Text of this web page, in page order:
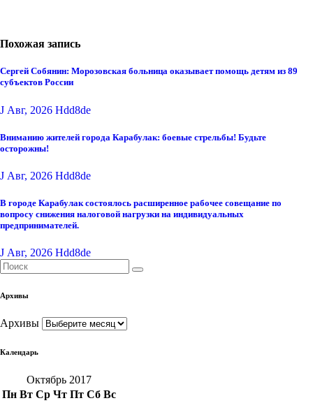
Похожая запись
Сергей Собянин: Морозовская больница оказывает помощь детям из 89
субъектов России
J Авг, 2026 Hdd8de
Вниманию жителей города Карабулак: боевые стрельбы! Будьте
осторожны!
J Авг, 2026 Hdd8de
В городе Карабулак состоялось расширенное рабочее совещание по
вопросу снижения налоговой нагрузки на индивидуальных
предпринимателей.
J Авг, 2026 Hdd8de
Архивы
Архивы
Календарь
Октябрь 2017
Пн Вт Ср Чт Пт Сб Вс